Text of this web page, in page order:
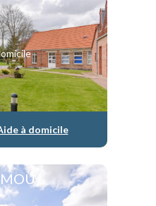
à domicile